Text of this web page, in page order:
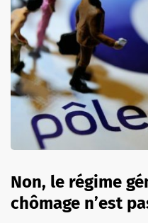
Non, le régime
chômage n’est